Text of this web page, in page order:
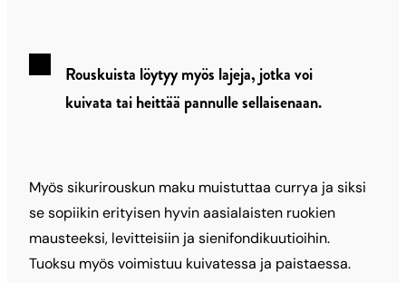
Rouskuista löytyy myös lajeja, jotka voi
kuivata tai heittää pannulle sellaisenaan.
Myös sikurirouskun maku muistuttaa currya ja siksi
se sopiikin erityisen hyvin aasialaisten ruokien
mausteeksi, levitteisiin ja sienifondikuutioihin.
Tuoksu myös voimistuu kuivatessa ja paistaessa.